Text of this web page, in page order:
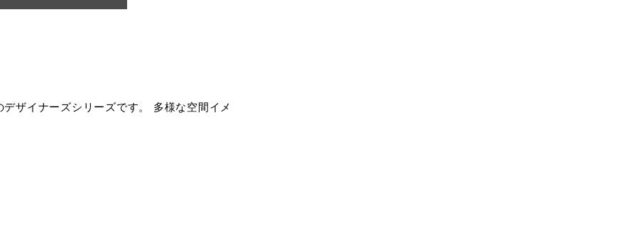
ザイナーズシリーズです。 多様な空間イメ